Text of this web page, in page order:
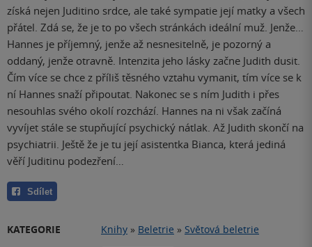
získá nejen Juditino srdce, ale také sympatie její matky a všech
přátel. Zdá se, že je to po všech stránkách ideální muž. Jenže…
Hannes je příjemný, jenže až nesnesitelně, je pozorný a
oddaný, jenže otravně. Intenzita jeho lásky začne Judith dusit.
Čím více se chce z příliš těsného vztahu vymanit, tím více se k
ní Hannes snaží připoutat. Nakonec se s ním Judith i přes
nesouhlas svého okolí rozchází. Hannes na ni však začíná
vyvíjet stále se stupňující psychický nátlak. Až Judith skončí na
psychiatrii. Ještě že je tu její asistentka Bianca, která jediná
věří Juditinu podezření…
Sdílet
KATEGORIE Knihy » Beletrie » Světová beletrie